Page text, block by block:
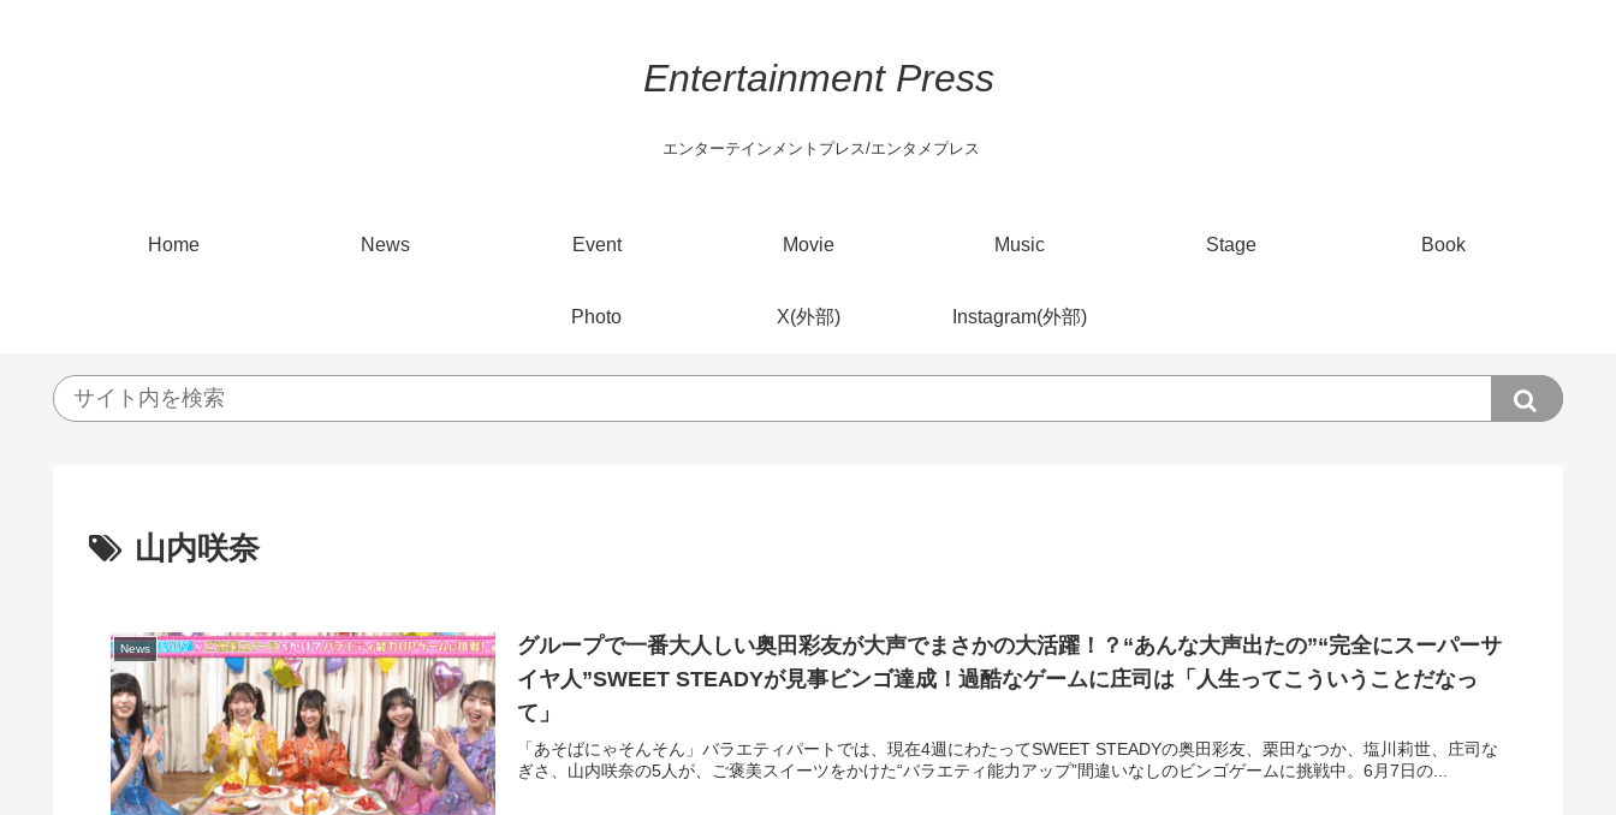
Entertainment Press
エンターテインメントプレス/エンタメプレス
Home News Event Movie Music Stage Book
Photo X(外部) Instagram(外部)
山内咲奈
News
グループで一番大人しい奥田彩友が大声でまさかの大活躍！？“あんな大声出たの”“完全にスーパーサ
イヤ人”SWEET STEADYが見事ビンゴ達成！過酷なゲームに庄司は「人生ってこういうことだなっ
て」
「あそばにゃそんそん」バラエティパートでは、現在4週にわたってSWEET STEADYの奥田彩友、栗田なつか、塩川莉世、庄司な
ぎさ、山内咲奈の5人が、ご褒美スイーツをかけた“バラエティ能力アップ”間違いなしのビンゴゲームに挑戦中。6月7日の...